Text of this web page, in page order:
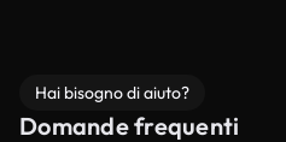
Hai bisogno di aiuto?
Domande frequenti